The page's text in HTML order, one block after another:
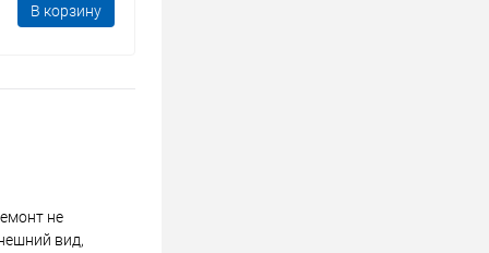
В корзину
не
вид,